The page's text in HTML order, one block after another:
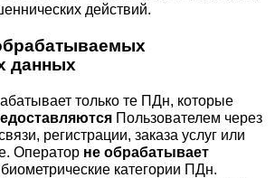
действий.
данных
только те ПДн, которые
Пользователем через
регистрации, заказа услуг или
Оператор не обрабатывает
категории ПДн.